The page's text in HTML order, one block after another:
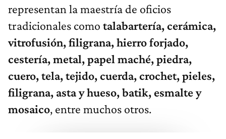
representan la maestría de oficios
tradicionales como talabartería, cerámica,
vitrofusión, filigrana, hierro forjado,
cestería, metal, papel maché, piedra,
cuero, tela, tejido, cuerda, crochet, pieles,
filigrana, asta y hueso, batik, esmalte y
mosaico, entre muchos otros.